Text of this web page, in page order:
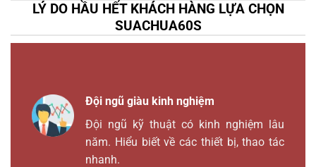
LÝ DO HẦU HẾT KHÁCH HÀNG LỰA CHỌN
SUACHUA60S
Đội ngũ giàu kinh nghiệm
Đội ngũ kỹ thuật có kinh nghiệm lâu
năm. Hiểu biết về các thiết bị, thao tác
nhanh.